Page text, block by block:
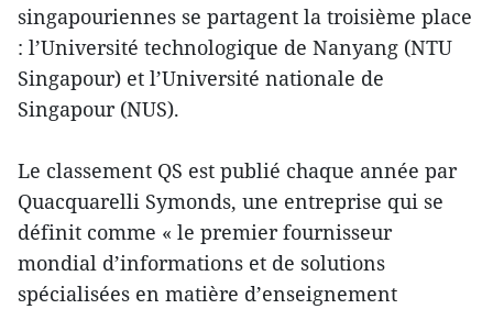
singapouriennes se partagent la troisième place
: l’Université technologique de Nanyang (NTU
Singapour) et l’Université nationale de
Singapour (NUS).
Le classement QS est publié chaque année par
Quacquarelli Symonds, une entreprise qui se
définit comme « le premier fournisseur
mondial d’informations et de solutions
spécialisées en matière d’enseignement